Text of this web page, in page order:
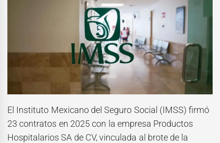
El Instituto Mexicano del Seguro Social (IMSS) firmó
23 contratos en 2025 con la empresa Productos
Hospitalarios SA de CV, vinculada al brote de la